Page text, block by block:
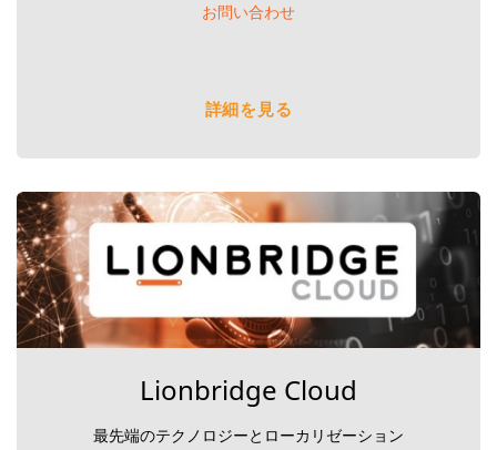
お問い合わせ
詳細を見る
Lionbridge Cloud
最先端のテクノロジーとローカリゼーション